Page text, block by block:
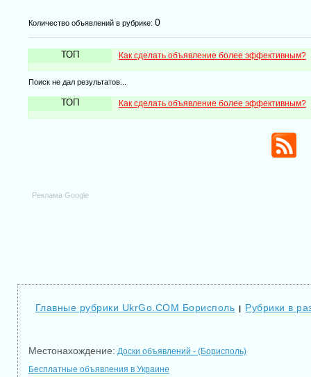
Количество объявлений в рубрике: 0
ТОП Как сделать объявление более эффективным?
Поиск не дал результатов...
ТОП Как сделать объявление более эффективным?
Реклама Google
Главные рубрики UkrGo.COM Борисполь | Рубрики в
Местонахождение: Доски объявлений - (Борисполь)
Бесплатные объявления в Украине